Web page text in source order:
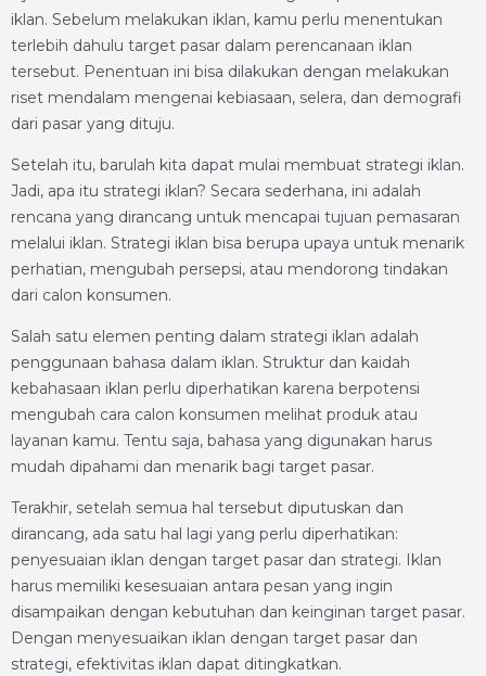
iklan. Sebelum melakukan iklan, kamu perlu menentukan
terlebih dahulu target pasar dalam perencanaan iklan
tersebut. Penentuan ini bisa dilakukan dengan melakukan
riset mendalam mengenai kebiasaan, selera, dan demografi
dari pasar yang dituju.
Setelah itu, barulah kita dapat mulai membuat strategi iklan.
Jadi, apa itu strategi iklan? Secara sederhana, ini adalah
rencana yang dirancang untuk mencapai tujuan pemasaran
melalui iklan. Strategi iklan bisa berupa upaya untuk menarik
perhatian, mengubah persepsi, atau mendorong tindakan
dari calon konsumen.
Salah satu elemen penting dalam strategi iklan adalah
penggunaan bahasa dalam iklan. Struktur dan kaidah
kebahasaan iklan perlu diperhatikan karena berpotensi
mengubah cara calon konsumen melihat produk atau
layanan kamu. Tentu saja, bahasa yang digunakan harus
mudah dipahami dan menarik bagi target pasar.
Terakhir, setelah semua hal tersebut diputuskan dan
dirancang, ada satu hal lagi yang perlu diperhatikan:
penyesuaian iklan dengan target pasar dan strategi. Iklan
harus memiliki kesesuaian antara pesan yang ingin
disampaikan dengan kebutuhan dan keinginan target pasar.
Dengan menyesuaikan iklan dengan target pasar dan
strategi, efektivitas iklan dapat ditingkatkan.